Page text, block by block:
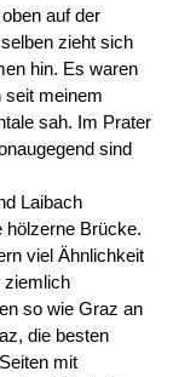
auf der
zieht sich
hin. Es waren
seit meinem
sah. Im Prater
sind
Laibach
hölzerne Brücke.
viel Ähnlichkeit
ziemlich
so wie Graz an
die besten
mit